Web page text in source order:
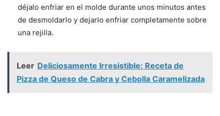
déjalo enfriar en el molde durante unos minutos antes
de desmoldarlo y dejarlo enfriar completamente sobre
una rejilla.
Leer Deliciosamente Irresistible: Receta de
Pizza de Queso de Cabra y Cebolla Caramelizada